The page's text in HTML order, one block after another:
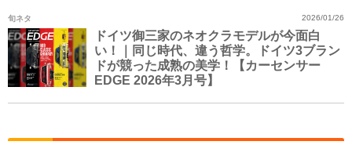
旬ネタ
ドイツ御三家のネオクラモデルが今面白
い！｜同じ時代、違う哲学。ドイツ3ブラン
ドが競った成熟の美学！【カーセンサー
EDGE 2026年3月号】
2026/01/26